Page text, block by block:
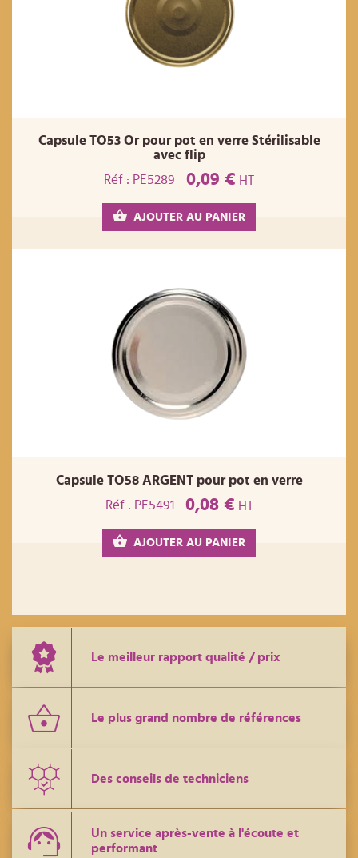
Capsule TO53 Or pour pot en verre Stérilisable
avec flip
Réf : PE5289
0,09 € HT
AJOUTER AU PANIER
Capsule TO58 ARGENT pour pot en verre
Réf : PE5491
0,08 € HT
AJOUTER AU PANIER
Le meilleur rapport qualité / prix
Le plus grand nombre de références
Des conseils de techniciens
Un service après-vente à l'écoute et
performant